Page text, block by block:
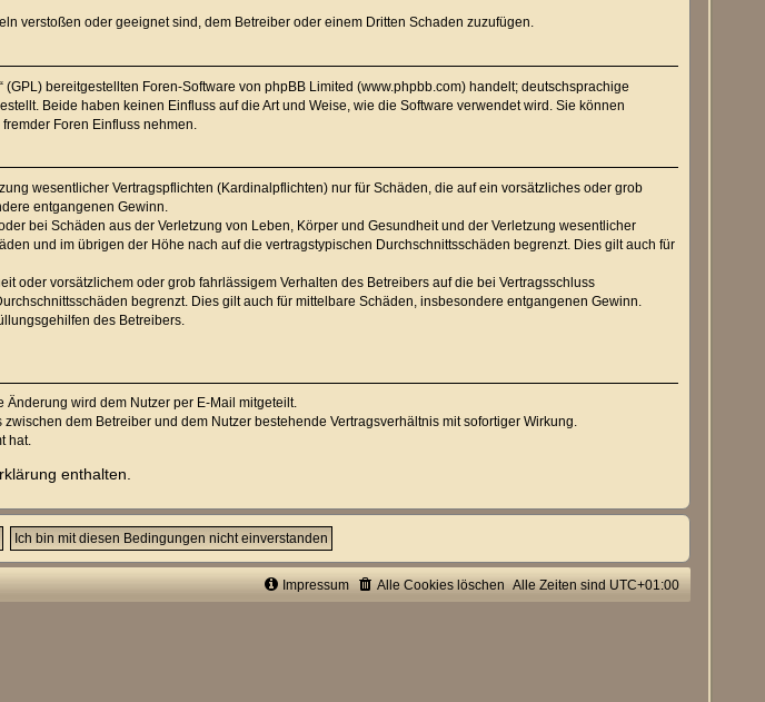
verstoßen oder geeignet sind, dem Betreiber oder einem Dritten Schaden zuzufügen.
“ (GPL) bereitgestellten Foren-Software von phpBB Limited (www.phpbb.com) handelt; deutschsprachige
Beide haben keinen Einfluss auf die Art und Weise, wie die Software verwendet wird. Sie können
Foren Einfluss nehmen.
wesentlicher Vertragspflichten (Kardinalpflichten) nur für Schäden, die auf ein vorsätzliches oder grob
entgangenen Gewinn.
bei Schäden aus der Verletzung von Leben, Körper und Gesundheit und der Verletzung wesentlicher
und im übrigen der Höhe nach auf die vertragstypischen Durchschnittsschäden begrenzt. Dies gilt auch für
oder vorsätzlichem oder grob fahrlässigem Verhalten des Betreibers auf die bei Vertragsschluss
begrenzt. Dies gilt auch für mittelbare Schäden, insbesondere entgangenen Gewinn.
des Betreibers.
wird dem Nutzer per E-Mail mitgeteilt.
dem Betreiber und dem Nutzer bestehende Vertragsverhältnis mit sofortiger Wirkung.
hat.
enthalten.
Alle Zeiten sind UTC+01:00
Alle Cookies löschen
Impressum